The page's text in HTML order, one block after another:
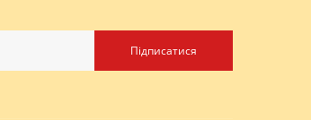
Підписатися